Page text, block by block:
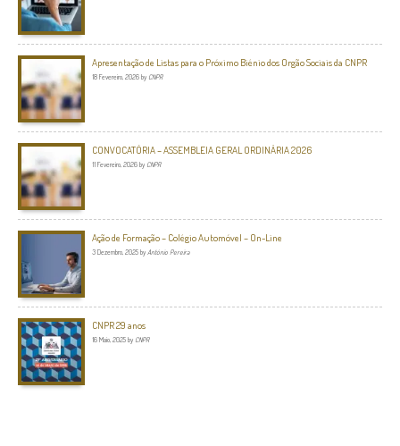
Apresentação de Listas para o Próximo Biénio dos Orgão Sociais da CNPR
18 Fevereiro, 2026 by CNPR
CONVOCATÓRIA – ASSEMBLEIA GERAL ORDINÁRIA 2026
11 Fevereiro, 2026 by CNPR
Ação de Formação – Colégio Automóvel – On-Line
3 Dezembro, 2025 by António Pereira
CNPR 29 anos
16 Maio, 2025 by CNPR